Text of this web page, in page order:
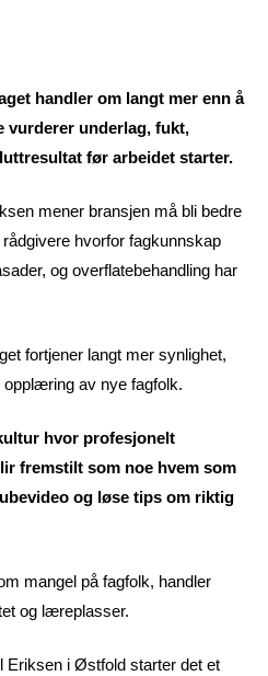
handler om langt mer enn å
vurderer underlag, fukt,
før arbeidet starter.
mener bransjen må bli bedre
hvorfor fagkunnskap
og overflatebehandling har
fortjener langt mer synlighet,
av nye fagfolk.
hvor profesjonelt
fremstilt som noe hvem som
og løse tips om riktig
mangel på fagfolk, handler
og læreplasser.
Eriksen i Østfold starter det et